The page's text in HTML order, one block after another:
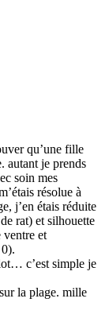
qu’une fille
autant je prends
soin mes
résolue à
j’en étais réduite
rat) et silhouette
ventre et
c’est simple je
la plage. mille